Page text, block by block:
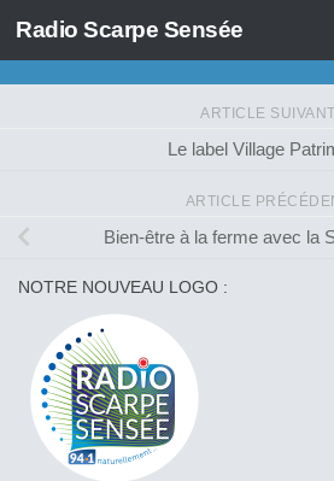
Skip to content
Radio Scarpe Sensée
ARTICLE SUIVANT
Le label Village
ARTICLE
Bien-être à la ferme avec la
NOTRE NOUVEAU LOGO :